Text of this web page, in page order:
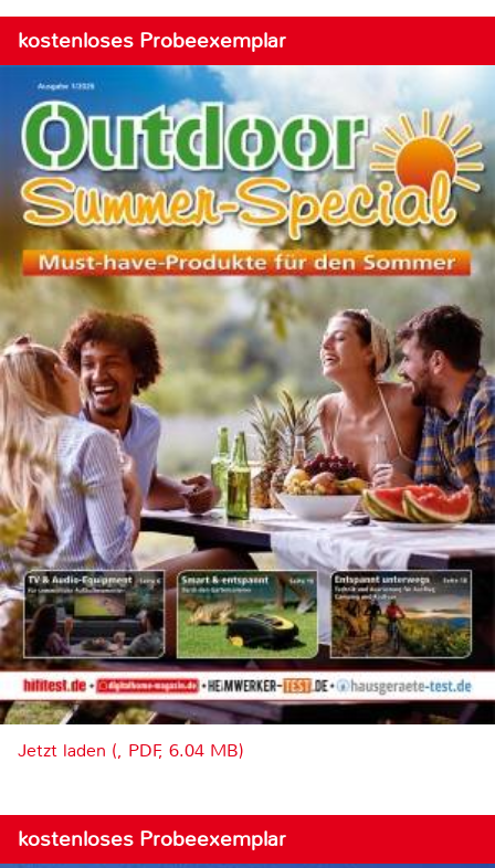
kostenloses Probeexemplar
Jetzt laden (, PDF, 6.04 MB)
kostenloses Probeexemplar